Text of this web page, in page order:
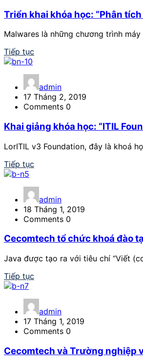
Triển khai khóa học: “Phân tích
Malwares là những chương trình
Tiếp tục
admin
17 Tháng 2, 2019
Comments 0
Khai giảng khóa học: “ITIL
LorITIL v3 Foundation, đây là khoá
Tiếp tục
admin
18 Tháng 1, 2019
Comments 0
Cecomtech tổ chức khoá đào
Java được tạo ra với tiêu chí “Viết
Tiếp tục
admin
17 Tháng 1, 2019
Comments 0
Cecomtech và Trường nghiệp